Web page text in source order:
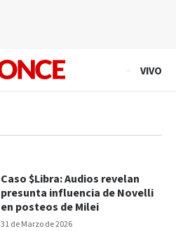
VIVO
31 de Marzo de 2026
Caso $Libra: Audios revelan
presunta influencia de Novelli
en posteos de Milei